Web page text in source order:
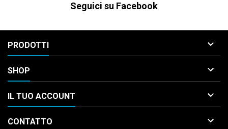
Seguici su Facebook
PRODOTTI 
SHOP 
IL TUO ACCOUNT 
CONTATTO 